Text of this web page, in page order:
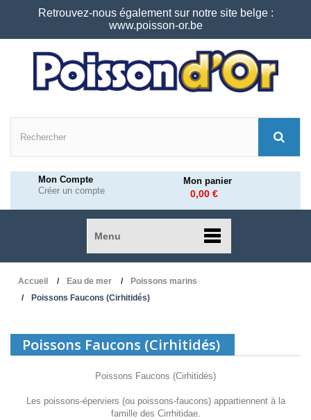
Retrouvez-nous également sur notre site belge :
www.poisson-or.be
Mon Compte
Créer un compte
Mon panier
0,00 €
Menu
Accueil Eau de mer
Poissons marins
Poissons Faucons (Cirhitidés)
Poissons Faucons (Cirhitidés)
Poissons Faucons (Cirhitidés)
Les poissons-éperviers (ou poissons-faucons) appartiennent à la
famille des Cirrhitidae.